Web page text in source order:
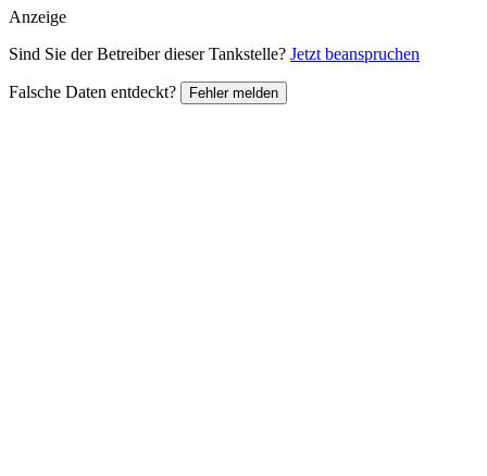
Anzeige
Sind Sie der Betreiber dieser Tankstelle? Jetzt beanspruchen
Falsche Daten entdeckt? Fehler melden